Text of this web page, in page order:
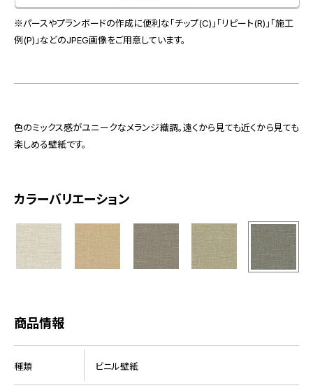
スペースソリューション事業
オフィスソリューション事業
会社情報
EN CN
※パースやプランボードの作成に便利な「チップ(C)」「リピート(R)」「施工
例(P)」などのJPEG画像をご用意しています。
色のミックス感がユニークなメランジ織調。遠くから見ても近くから見ても
楽しめる壁紙です。
カラーバリエーション
商品情報
種類 ビニル壁紙